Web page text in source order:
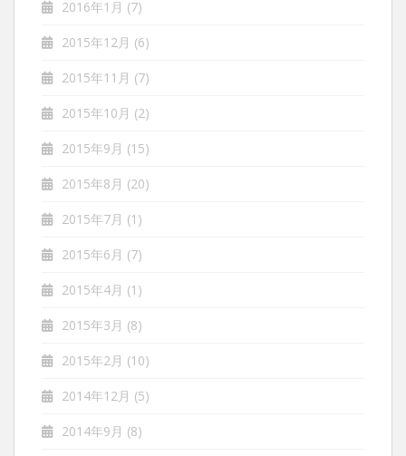
2016年1月 (7)
2015年12月 (6)
2015年11月 (7)
2015年10月 (2)
2015年9月 (15)
2015年8月 (20)
2015年7月 (1)
2015年6月 (7)
2015年4月 (1)
2015年3月 (8)
2015年2月 (10)
2014年12月 (5)
2014年9月 (8)